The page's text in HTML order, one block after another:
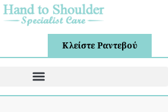
Κλείστε Ραντεβού